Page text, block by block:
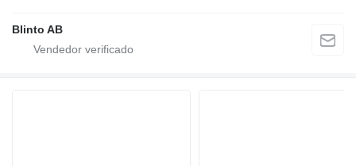
Blinto AB